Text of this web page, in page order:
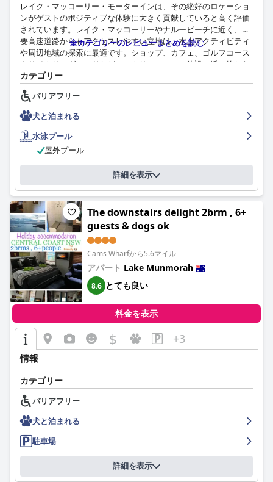
レイク・マッコーリー・モーターインは、その絶好のロケーショ
ンがゲストのポジティブな体験に大きく貢献していると高く評価
されています。レイク・マッコーリーやナルービーチに近く、主
要高速道路からもアクセスしやすい立地は、水上アクティビティ
や周辺地域の探索に最適です。ショップ、カフェ、ゴルフコース
やサイクリングロードなどのレクリエーション施設に近い静かな
環境も魅力です。さらに、ペット同伴可であることや、無料の電
気自動車充電ステーションがあることも、多様な旅行者にとって
最高の選択肢となっています。
レイク・マッコーリー・モーターインの客室は、清潔さ、広さ、
モダンな設備が一貫して称賛されています。ダブルベッドとシン
グルベッドの両方の快適さに加え、電子レンジやトースターなど
の必需品についても頻繁に言及されています。整頓され、新しく
なった宿泊施設は、居心地の良い、手入れの行き届いた雰囲気を
作り出し、価格に見合う価値を提供しています。多少の騒音はあ
るものの、ほとんどのレビューで客室は静かで快適であることが
強調されており、全体的な滞在を向上させています。
清潔さは際立った特徴であり、客室や施設の汚れのない状態と爽
やかな香りが強調されています。効率的な自動コードチェックイ
ンシステムとフレンドリーなスタッフが、さらに体験を向上させ
ています。ビーチや湖に近い場所に位置するこのモーターイン
は、清潔で快適、便利なロケーションの宿泊施設として高く評価
されています。
スタッフと経営陣は、そのフレンドリーさ、親切さ、そして卓越
したサービスで一貫して賞賛されています。ゲストはしばしば、
温かいおもてなし、効率的なコミュニケーション、そしてアーリ
ーチェックインや電気自動車の充電などの特別なリクエストに快
く対応してくれるチームに感謝しています。ゲストの満足に対す
る献身は繰り返し語られるテーマであり、経営陣は快適な滞在を
確保するために常に最大限の努力をしています。
モーターインのプールは、それほど大きくはありませんが、手入
れが行き届いており、涼むのに最適だとゲストから評価されてい
ます。清潔な状態、プールタオルの利用、日陰のエリアがゲスト
の体験にポジティブな影響を与えています。犬同伴可のポリシー
もハイライトの1つであり、ペットを歓迎する雰囲気と、数匹の
犬がいるにもかかわらず全体的に穏やかな環境が評価されていま
全カテゴリーのレビューまとめを読む
カテゴリー
バリアフリー
犬と泊まれる
水泳プール
屋外プール
詳細を表示
The downstairs delight 2brm , 6+
guests & dogs ok
Cams Wharfから5.6マイル
アパート Lake Munmorah
8.6 とても良い
料金を表示
$ +3
情報
カテゴリー
バリアフリー
犬と泊まれる
駐車場
詳細を表示